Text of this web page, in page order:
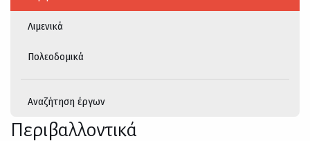
Λιμενικά
Πολεοδομικά
Αναζήτηση έργων
Περιβαλλοντικά